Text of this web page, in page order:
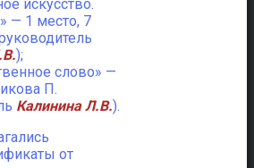
искусство.
— 1 место, 7
);
слово» —
П.
Калинина Л.В.).
от